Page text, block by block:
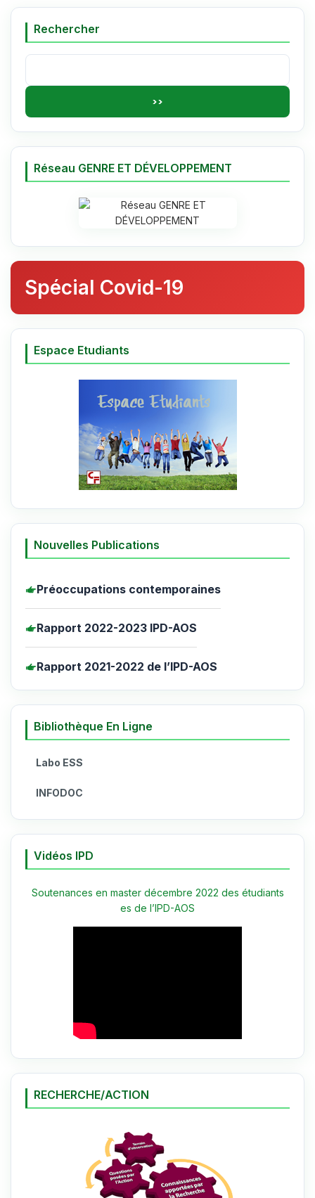
Rechercher
Rechercher :
Réseau GENRE ET DÉVELOPPEMENT
Spécial Covid-19
Espace Etudiants
Nouvelles Publications
Préoccupations contemporaines
Rapport 2022-2023 IPD-AOS
Rapport 2021-2022 de l’IPD-AOS
Bibliothèque En Ligne
Labo ESS
INFODOC
Vidéos IPD
Soutenances en master décembre 2022 des étudiants
es de l’IPD-AOS
RECHERCHE/ACTION